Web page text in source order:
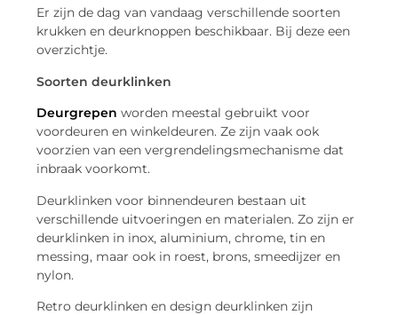
Er zijn de dag van vandaag verschillende soorten
krukken en deurknoppen beschikbaar. Bij deze een
overzichtje.
Soorten deurklinken
Deurgrepen worden meestal gebruikt voor
voordeuren en winkeldeuren. Ze zijn vaak ook
voorzien van een vergrendelingsmechanisme dat
inbraak voorkomt.
Deurklinken voor binnendeuren bestaan uit
verschillende uitvoeringen en materialen. Zo zijn er
deurklinken in inox, aluminium, chrome, tin en
messing, maar ook in roest, brons, smeedijzer en
nylon.
Retro deurklinken en design deurklinken zijn